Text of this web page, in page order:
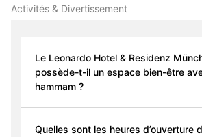
Activités & Divertissement
Le Leonardo Hotel & Residenz
possède-t-il un espace bien-être
hammam ?
Quelles sont les heures d’ouverture